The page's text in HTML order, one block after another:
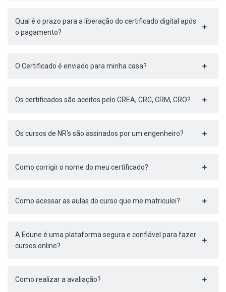
Qual é o prazo para a liberação do certificado digital após
o pagamento?
O Certificado é enviado para minha casa?
Os certificados são aceitos pelo CREA, CRC, CRM, CRO?
Os cursos de NR's são assinados por um engenheiro?
Como corrigir o nome do meu certificado?
Como acessar as aulas do curso que me matriculei?
A Edune é uma plataforma segura e confiável para fazer
cursos online?
Como realizar a avaliação?